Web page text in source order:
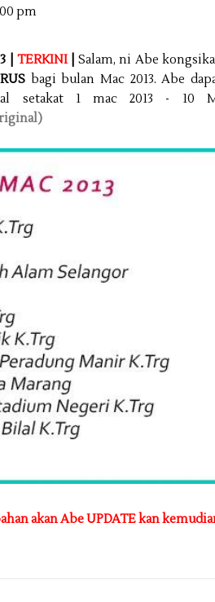
pm
| TERKINI|Salam, ni Abe
bagi bulan Mac 2013. Abe
setakat 1 mac 2013 - 10
akan Abe UPDATE kan